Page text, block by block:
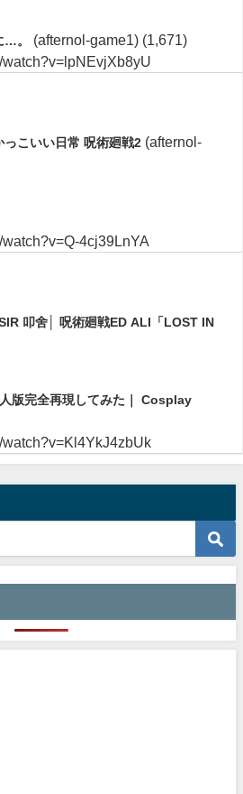
…。 (afternol-game1) (1,671)
watch?v=lpNEvjXb8yU
っこいい日常 呪術廻戦2 (afternol-
4cj39LnYA
叩舍│ 呪術廻戦ED ALI「LOST IN
版完全再現してみた｜ Cosplay
watch?v=Kl4YkJ4zbUk